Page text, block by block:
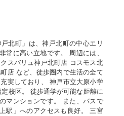
北町」は、神戸北町の中心エリ
常に高い立地です。 周辺には、
スバリュ神戸北町店 コスモス北
店 など、徒歩圏内で生活の全て
実しており、 神戸市立大原小学
校区。 徒歩通学が可能な距離に
マンションです。 また、バスで
駅」へのアクセスも良好。 三宮